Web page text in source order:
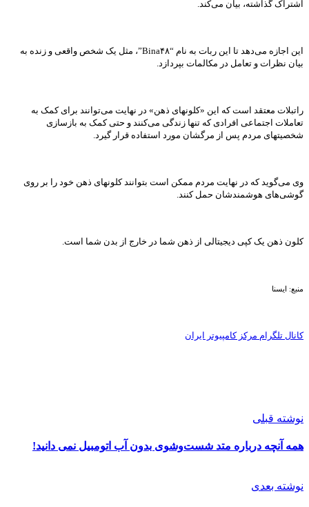
اشتراک گذاشته، بیان می‌کند.
این اجازه می‌دهد تا این ربات به نام “Bina۴۸”، مثل یک شخص واقعی و زنده به
بیان نظرات و تعامل در مکالمات بپردازد.
راتبلات معتقد است که این «کلونهای ذهن» در نهایت می‌توانند برای کمک به
تعاملات اجتماعی افرادی که تنها زندگی می‌کنند و حتی کمک به بازسازی
شخصیتهای مردم پس از مرگشان مورد استفاده قرار گیرد.
وی می‌گوید که در نهایت مردم ممکن است بتوانند کلونهای ذهن خود را بر روی
گوشی‌های هوشمندشان حمل کنند.
کلون ذهن یک کپی دیجیتالی از ذهن شما در خارج از بدن شما است.
منبع: ایسنا
کانال تلگرام مرکز کامپیوتر ایران
نوشته قبلی
همه آنچه درباره متد شست‌وشوی بدون آب اتومبیل نمی دانید!
نوشته بعدی